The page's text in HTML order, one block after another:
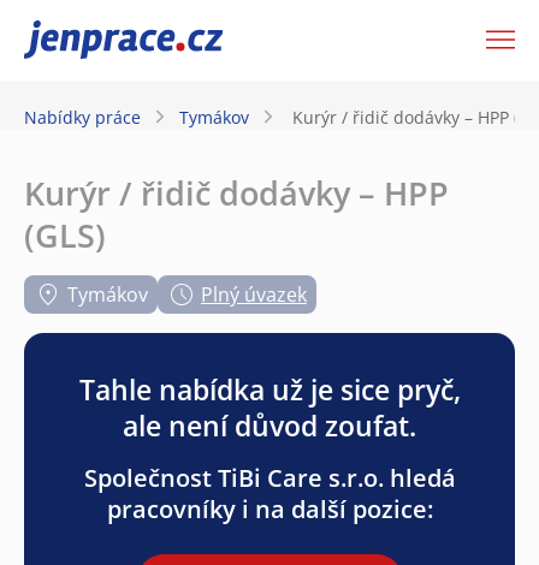
JenPráce.cz
Nabídky práce Tymákov Kurýr / řidič dodávky – HPP
Kurýr / řidič dodávky – HPP
(GLS)
Tymákov Plný úvazek
Tahle nabídka už je sice pryč,
ale není důvod zoufat.
Společnost TiBi Care s.r.o. hledá
pracovníky i na další pozice: